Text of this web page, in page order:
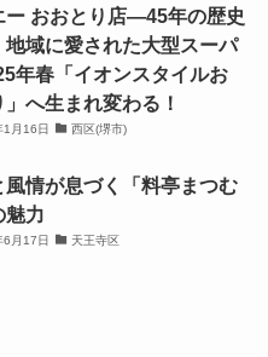
ー おおとり店—45年の歴史
地域に愛された大型スーパ
年春「イオンスタイルお
」へ生まれ変わる！
月16日 西区(堺市)
風情が息づく「料亭まつむ
魅力
月17日 天王寺区